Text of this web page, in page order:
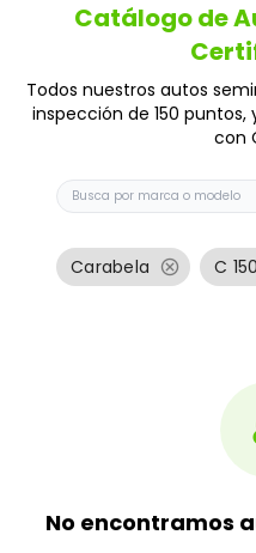
Catálogo de
Todos nuestros autos
inspección de 150
con
Buscar auto por
Carabela cancel C 150
No encontramos